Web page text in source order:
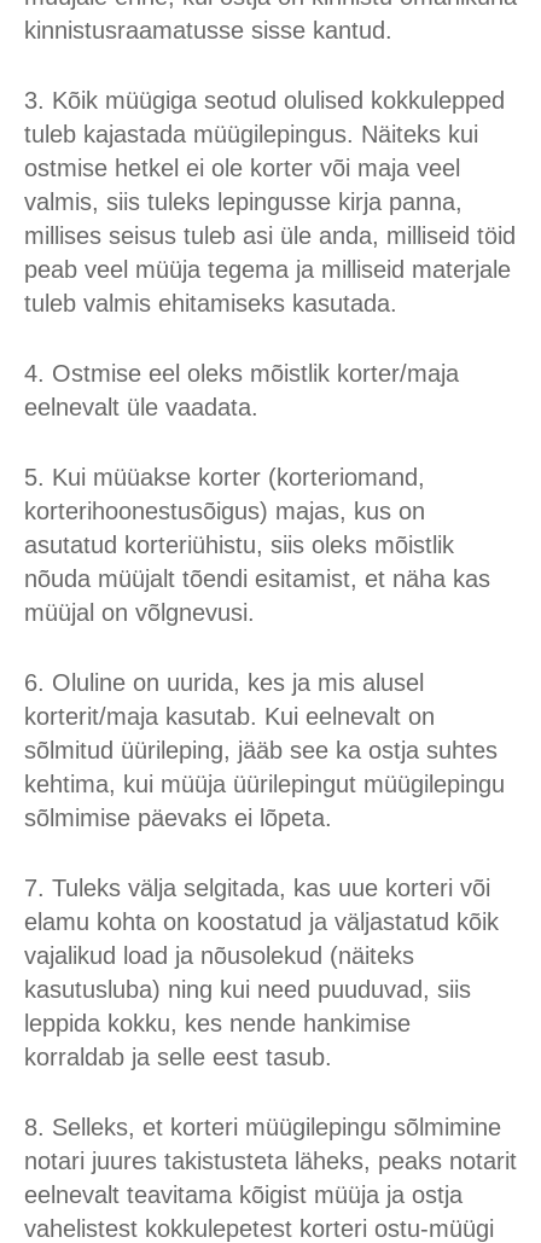
kinnistusraamatusse sisse kantud.
3. Kõik müügiga seotud olulised kokkulepped
tuleb kajastada müügilepingus. Näiteks kui
ostmise hetkel ei ole korter või maja veel
valmis, siis tuleks lepingusse kirja panna,
millises seisus tuleb asi üle anda, milliseid töid
peab veel müüja tegema ja milliseid materjale
tuleb valmis ehitamiseks kasutada.
4. Ostmise eel oleks mõistlik korter/maja
eelnevalt üle vaadata.
5. Kui müüakse korter (korteriomand,
korterihoonestusõigus) majas, kus on
asutatud korteriühistu, siis oleks mõistlik
nõuda müüjalt tõendi esitamist, et näha kas
müüjal on võlgnevusi.
6. Oluline on uurida, kes ja mis alusel
korterit/maja kasutab. Kui eelnevalt on
sõlmitud üürileping, jääb see ka ostja suhtes
kehtima, kui müüja üürilepingut müügilepingu
sõlmimise päevaks ei lõpeta.
7. Tuleks välja selgitada, kas uue korteri või
elamu kohta on koostatud ja väljastatud kõik
vajalikud load ja nõusolekud (näiteks
kasutusluba) ning kui need puuduvad, siis
leppida kokku, kes nende hankimise
korraldab ja selle eest tasub.
8. Selleks, et korteri müügilepingu sõlmimine
notari juures takistusteta läheks, peaks notarit
eelnevalt teavitama kõigist müüja ja ostja
vahelistest kokkulepetest korteri ostu-müügi